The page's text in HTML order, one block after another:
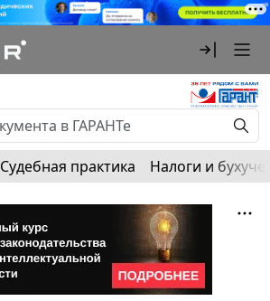
Судебная практика Налоги и